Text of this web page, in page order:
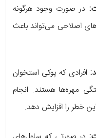
در صورت وجود هرگونه
اصلاحی می‌تواند باعث
افرادی که پوکی استخوان
مهره‌ها هستند. انجام
خطر را افزایش دهد.